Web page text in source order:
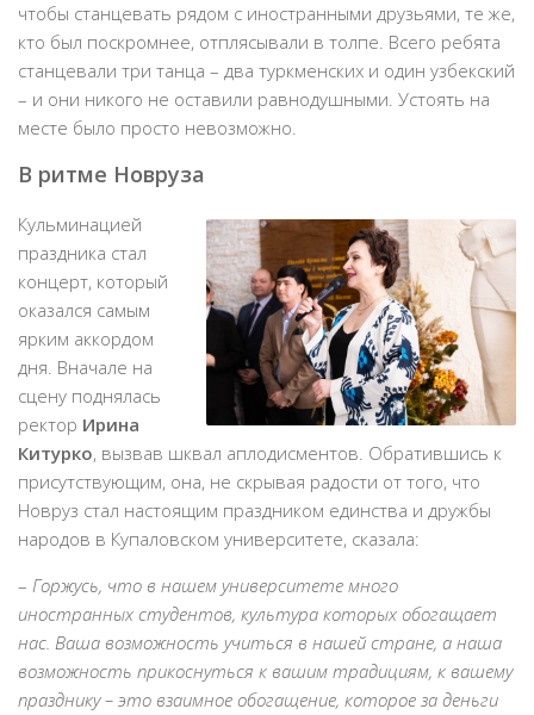
чтобы станцевать рядом с иностранными друзьями, те же,
кто был поскромнее, отплясывали в толпе. Всего ребята
станцевали три танца – два туркменских и один узбекский
– и они никого не оставили равнодушными. Устоять на
месте было просто невозможно.
В ритме Новруза
Кульминацией
праздника стал
концерт, который
оказался самым
ярким аккордом
дня. Вначале на
сцену поднялась
ректор Ирина
Китурко, вызвав шквал аплодисментов. Обратившись к
присутствующим, она, не скрывая радости от того, что
Новруз стал настоящим праздником единства и дружбы
народов в Купаловском университете, сказала:
– Горжусь, что в нашем университете много
иностранных студентов, культура которых обогащает
нас. Ваша возможность учиться в нашей стране, а наша
возможность прикоснуться к вашим традициям, к вашему
празднику – это взаимное обогащение, которое за деньги